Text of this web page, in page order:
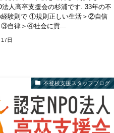
人高卒支援会の杉浦です. 33年の不
経験則で ①規則正しい生活＞②自信
③自律＞④社会に貢...
日
不登校支援スタッフブログ